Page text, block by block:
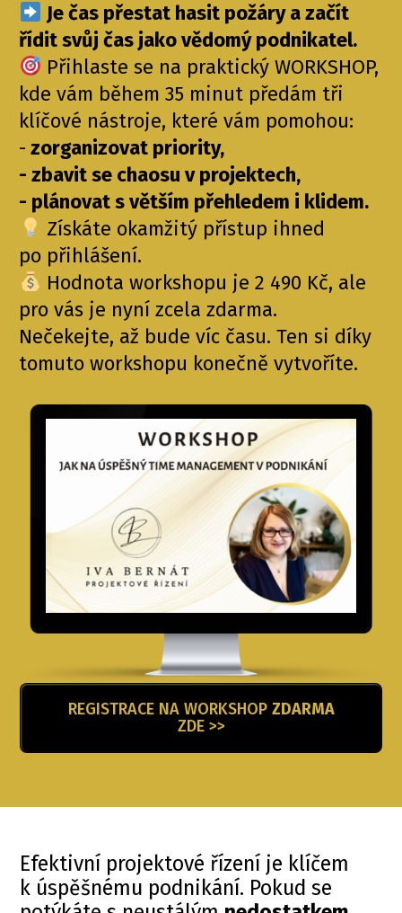
Je čas přestat hasit požáry a začít
řídit svůj čas jako vědomý podnikatel.
Přihlaste se na praktický WORKSHOP,
kde vám během 35 minut předám tři
klíčové nástroje, které vám pomohou:
- zorganizovat priority,
- zbavit se chaosu v projektech,
- plánovat s větším přehledem i klidem.
Získáte okamžitý přístup ihned
po přihlášení.
Hodnota workshopu je 2 490 Kč, ale
pro vás je nyní zcela zdarma.
Nečekejte, až bude víc času. Ten si díky
tomuto workshopu konečně vytvoříte.
REGISTRACE NA WORKSHOP ZDARMA
ZDE >>
Efektivní projektové řízení je klíčem
k úspěšnému podnikání. Pokud se